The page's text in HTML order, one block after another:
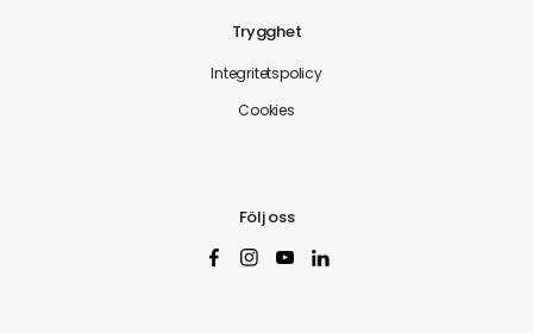
Trygghet
Integritetspolicy
Cookies
Följ oss